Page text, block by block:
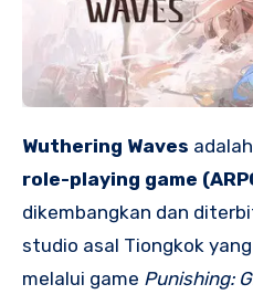
Wuthering Waves
role-playing game
dikembangkan dan
studio asal Tiongkok
melalui game Punishing: